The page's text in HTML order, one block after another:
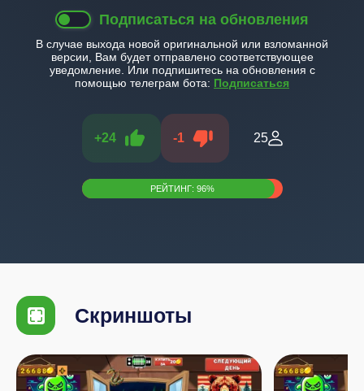
Подписаться на обновления
В случае выхода новой оригинальной или взломанной
версии, Вам будет отправлено соответствующее
уведомление. Или подпишитесь на обновления с
помощью телеграм бота: Подписаться
+24 -1 25
РЕЙТИНГ: 96%
Скриншоты